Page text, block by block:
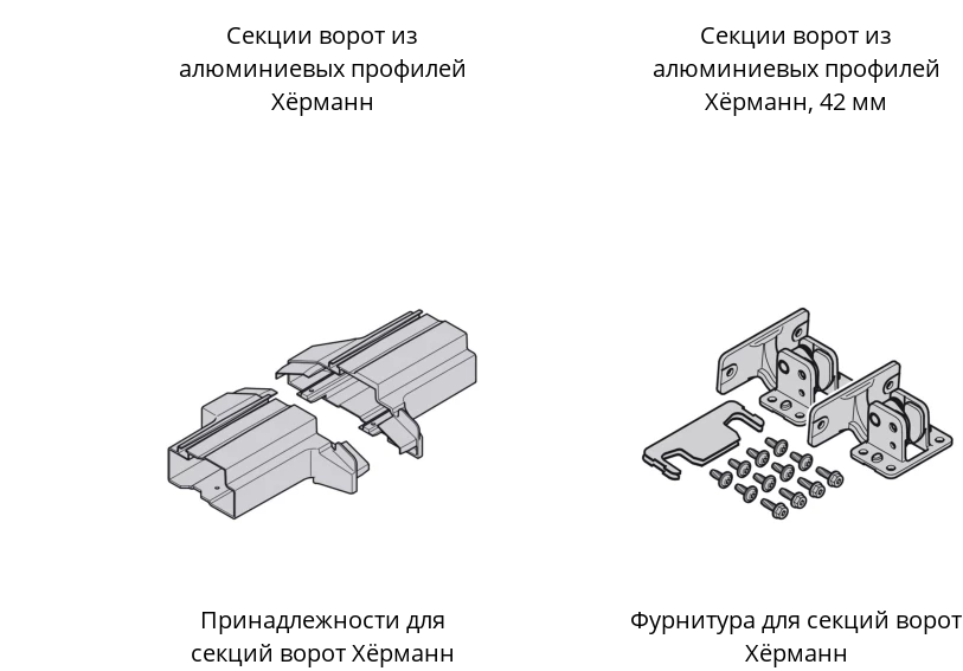
Секции ворот из
алюминиевых профилей
Хёрманн
Секции ворот из
алюминиевых профилей
Хёрманн, 42 мм
Принадлежности для
секций ворот Хёрманн
Фурнитура для секций ворот
Хёрманн